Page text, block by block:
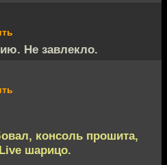
Не завлекло.
консоль прошита,
шарицо.